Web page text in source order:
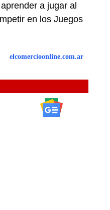
a jugar al
en los Juegos
elcomercioonline.com.ar